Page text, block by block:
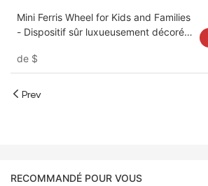
Mini Ferris Wheel for Kids and Families
- Dispositif sûr luxueusement décoré
mouvement vertical | LMQ | Limeiqi
de $
Prev
RECOMMANDÉ POUR VOUS